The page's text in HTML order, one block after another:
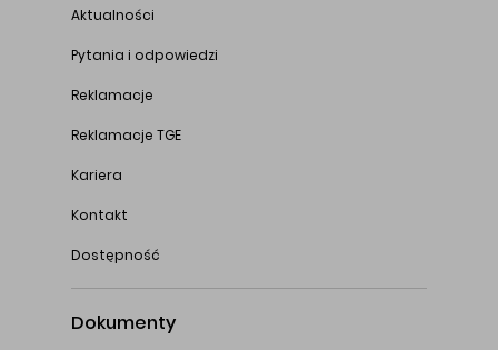
Aktualności
Pytania i odpowiedzi
Reklamacje
Reklamacje TGE
Kariera
Kontakt
Dostępność
Dokumenty